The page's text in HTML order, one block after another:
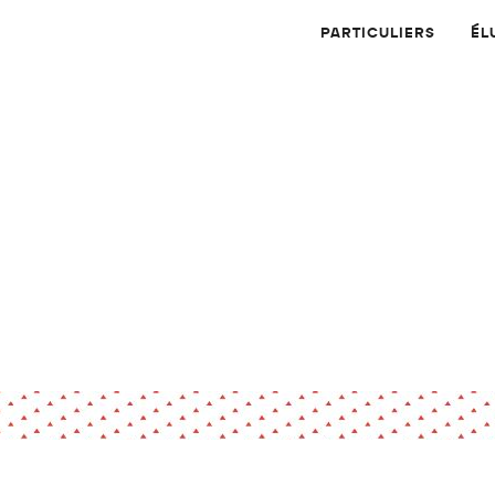
PARTICULIERS
Dossier